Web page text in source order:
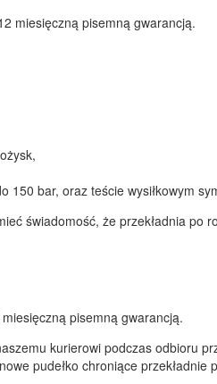
miesięczną pisemną gwarancją.
bar, oraz teście wysiłkowym
świadomość, że przekładnia po
pisemną gwarancją.
kurierowi podczas odbioru
pudełko chroniące